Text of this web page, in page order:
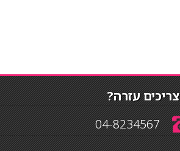
צריכים עזרה?
04-8234567